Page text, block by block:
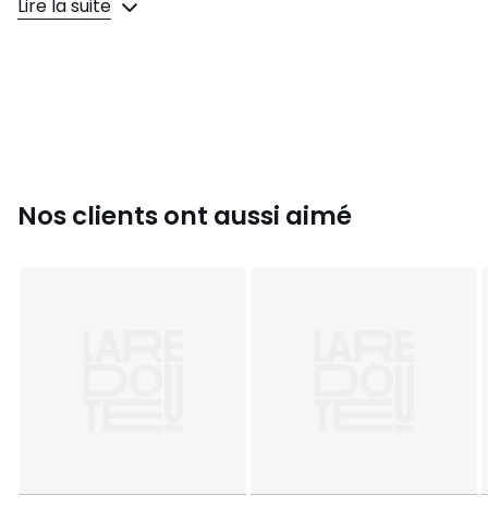
Lire la suite
Nos clients ont aussi aimé